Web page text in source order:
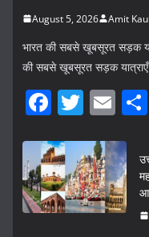
August 5, 2026 Amit Kaul
भारत की सबसे खूबसूरत सड़क
की सबसे खूबसूरत सड़क
F
c
e
b
T
itt
er
E
ai
l